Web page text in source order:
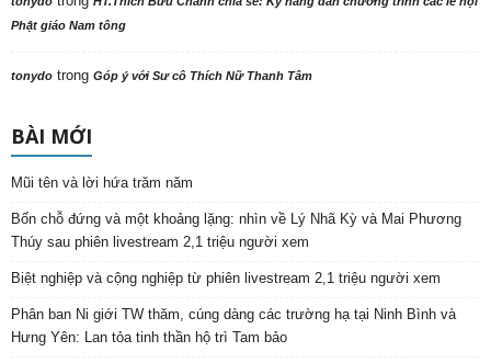
Phật giáo Nam tông
tonydo trong Góp ý với Sư cô Thích Nữ Thanh Tâm
BÀI MỚI
Mũi tên và lời hứa trăm năm
Bốn chỗ đứng và một khoảng lặng: nhìn về Lý Nhã Kỳ và Mai Phương
Thúy sau phiên livestream 2,1 triệu người xem
Biệt nghiệp và cộng nghiệp từ phiên livestream 2,1 triệu người xem
Phân ban Ni giới TW thăm, cúng dàng các trường hạ tại Ninh Bình và
Hưng Yên: Lan tỏa tinh thần hộ trì Tam bảo